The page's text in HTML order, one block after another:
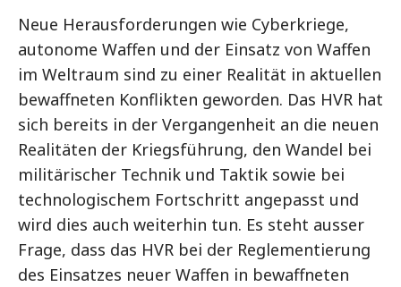
Neue Herausforderungen wie Cyberkriege,
autonome Waffen und der Einsatz von Waffen
im Weltraum sind zu einer Realität in aktuellen
bewaffneten Konflikten geworden. Das HVR hat
sich bereits in der Vergangenheit an die neuen
Realitäten der Kriegsführung, den Wandel bei
militärischer Technik und Taktik sowie bei
technologischem Fortschritt angepasst und
wird dies auch weiterhin tun. Es steht ausser
Frage, dass das HVR bei der Reglementierung
des Einsatzes neuer Waffen in bewaffneten